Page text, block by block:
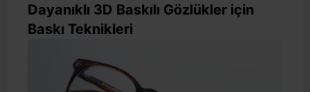
Dayanıklı 3D Baskılı Gözlükler için
Baskı Teknikleri